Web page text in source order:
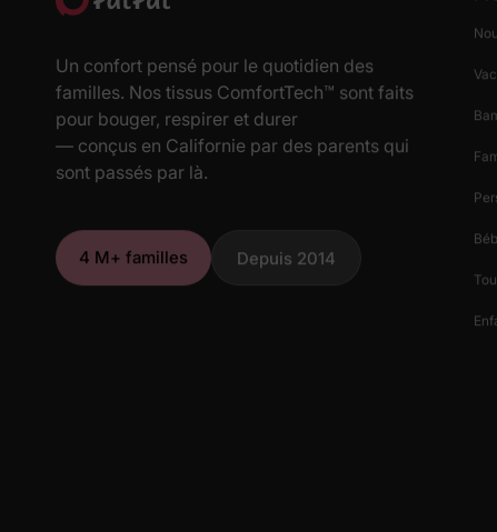
Un confort pensé pour le quotidien des
familles. Nos tissus ComfortTech™ sont faits
pour bouger, respirer et durer
— conçus en Californie par des parents qui
sont passés par là.
4 M+ familles Depuis 2014